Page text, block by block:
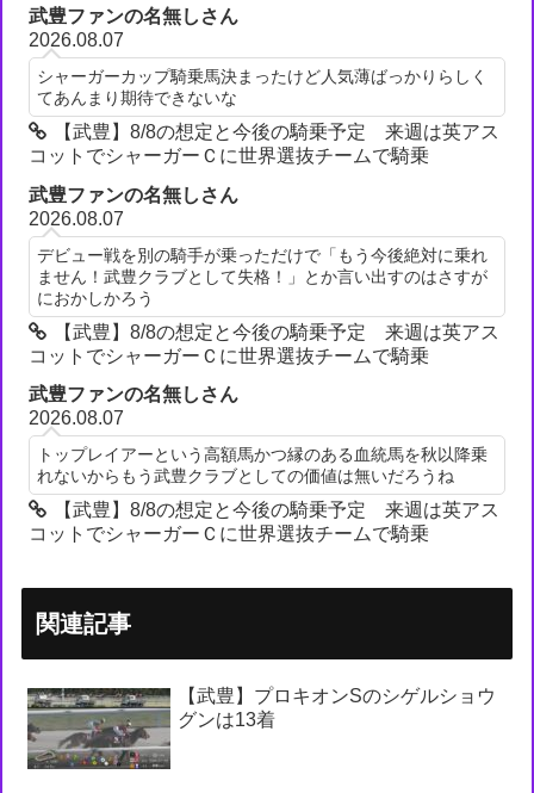
武豊ファンの名無しさん
2026.08.07
シャーガーカップ騎乗馬決まったけど人気薄ばっかりらしく
てあんまり期待できないな
【武豊】8/8の想定と今後の騎乗予定 来週は英アス
コットでシャーガーＣに世界選抜チームで騎乗
武豊ファンの名無しさん
2026.08.07
デビュー戦を別の騎手が乗っただけで「もう今後絶対に乗れ
ません！武豊クラブとして失格！」とか言い出すのはさすが
におかしかろう
【武豊】8/8の想定と今後の騎乗予定 来週は英アス
コットでシャーガーＣに世界選抜チームで騎乗
武豊ファンの名無しさん
2026.08.07
トップレイアーという高額馬かつ縁のある血統馬を秋以降乗
れないからもう武豊クラブとしての価値は無いだろうね
【武豊】8/8の想定と今後の騎乗予定 来週は英アス
コットでシャーガーＣに世界選抜チームで騎乗
関連記事
【武豊】プロキオンSのシゲルショウ
グンは13着